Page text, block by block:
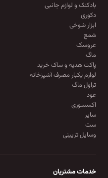
بادکنک و لوازم جانبی
دکوری
ابزار شوخی
شمع
عروسک
ماگ
پاکت هدیه و ساک خرید
لوازم یکبار مصرف آشپزخانه
تراول ماگ
عود
اکسسوری
سایر
ست
وسایل تزیینی
خدمات مشتریان